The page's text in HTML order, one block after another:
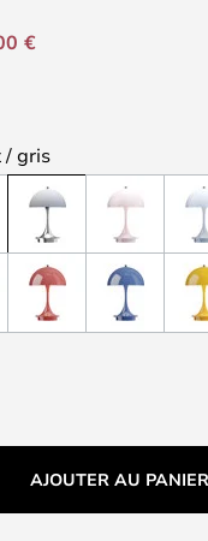
€
/ gris
AJOUTER AU PANIER